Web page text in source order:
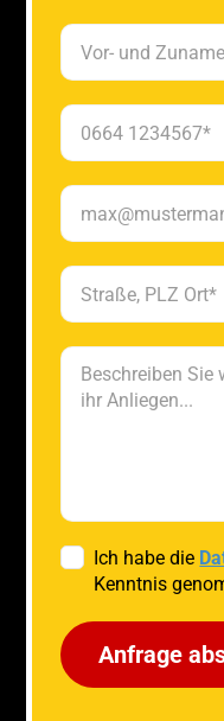
Ich habe die
Kenntnis